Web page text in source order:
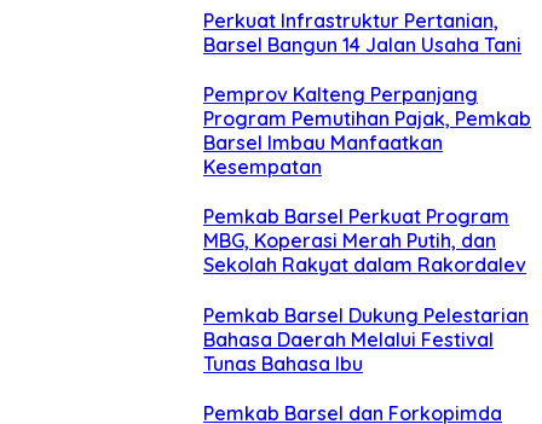
Perkuat Infrastruktur Pertanian,
Barsel Bangun 14 Jalan Usaha Tani
Pemprov Kalteng Perpanjang
Program Pemutihan Pajak, Pemkab
Barsel Imbau Manfaatkan
Kesempatan
Pemkab Barsel Perkuat Program
MBG, Koperasi Merah Putih, dan
Sekolah Rakyat dalam Rakordalev
Pemkab Barsel Dukung Pelestarian
Bahasa Daerah Melalui Festival
Tunas Bahasa Ibu
Pemkab Barsel dan Forkopimda